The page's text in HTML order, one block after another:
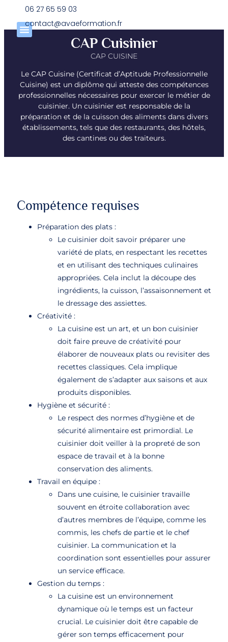
06 27 65 59 03
contact@avaeformation.fr
CAP Cuisinier
CAP CUISINE
Le CAP Cuisine (Certificat d’Aptitude Professionnelle
Cuisine) est un diplôme qui atteste des compétences
professionnelles nécessaires pour exercer le métier de
cuisinier. Un cuisinier est responsable de la
préparation et de la cuisson des aliments dans divers
établissements, tels que des restaurants, des hôtels,
des cantines ou des traiteurs.
Compétence requises
Préparation des plats :
Le cuisinier doit savoir préparer une
variété de plats, en respectant les recettes
et en utilisant des techniques culinaires
appropriées. Cela inclut la découpe des
ingrédients, la cuisson, l’assaisonnement et
le dressage des assiettes.
Créativité :
La cuisine est un art, et un bon cuisinier
doit faire preuve de créativité pour
élaborer de nouveaux plats ou revisiter des
recettes classiques. Cela implique
également de s’adapter aux saisons et aux
produits disponibles.
Hygiène et sécurité :
Le respect des normes d’hygiène et de
sécurité alimentaire est primordial. Le
cuisinier doit veiller à la propreté de son
espace de travail et à la bonne
conservation des aliments.
Travail en équipe :
Dans une cuisine, le cuisinier travaille
souvent en étroite collaboration avec
d’autres membres de l’équipe, comme les
commis, les chefs de partie et le chef
cuisinier. La communication et la
coordination sont essentielles pour assurer
un service efficace.
Gestion du temps :
La cuisine est un environnement
dynamique où le temps est un facteur
crucial. Le cuisinier doit être capable de
gérer son temps efficacement pour
Panneau de gestion des cookies